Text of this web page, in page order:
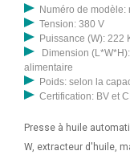
Numéro de
Tension: 380 V
Puissance (W): 222
Dimension
alimentaire
Poids: selon la
Certification: BV et
Presse à huile
W, extracteur d'huile,